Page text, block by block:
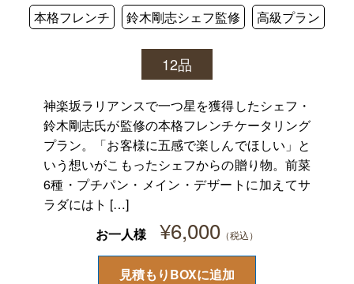
本格フレンチ 鈴木剛志シェフ監修 高級プラン
12品
神楽坂ラリアンスで一つ星を獲得したシェフ・
鈴木剛志氏が監修の本格フレンチケータリング
プラン。「お客様に五感で楽しんでほしい」と
いう想いがこもったシェフからの贈り物。前菜
6種・プチパン・メイン・デザートに加えてサ
ラダにはト […]
お一人様
¥6,000
見積もりBOXに追加